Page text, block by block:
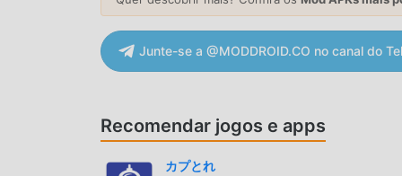
Como jogos tradicionais de arcade ,House
virtual atualizado com atualizações ousadas.
consideravelmente. Mantendo ao máximo o
foi melhorada. Existem diferentes tipos de
Junte-se a @MODDROID.CO no canal do
Recomendar jogos e apps
カプとれ